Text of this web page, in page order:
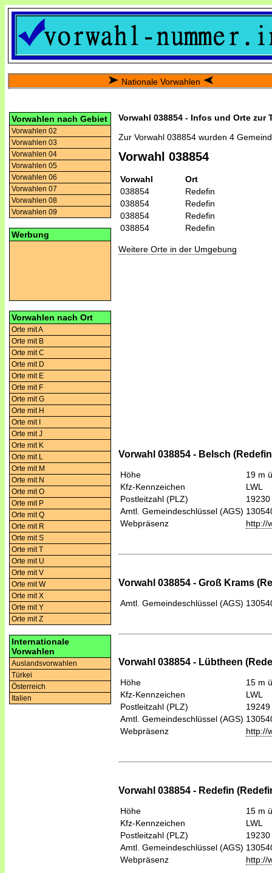
Nationale Vorwahlen
Vorwahlen nach Gebiet
Vorwahlen 02
Vorwahlen 03
Vorwahlen 04
Vorwahlen 05
Vorwahlen 06
Vorwahlen 07
Vorwahlen 08
Vorwahlen 09
Werbung
Vorwahlen nach Ort
Orte mit A
Orte mit B
Orte mit C
Orte mit D
Orte mit E
Orte mit F
Orte mit G
Orte mit H
Orte mit I
Orte mit J
Orte mit K
Orte mit L
Orte mit M
Orte mit N
Orte mit O
Orte mit P
Orte mit Q
Orte mit R
Orte mit S
Orte mit T
Orte mit U
Orte mit V
Orte mit W
Orte mit X
Orte mit Y
Orte mit Z
Internationale
Vorwahlen
Auslandsvorwahlen
Türkei
Österreich
Italien
Vorwahl 038854 - Infos und Orte zur
Zur Vorwahl 038854 wurden 4
Vorwahl 038854
Vorwahl
Ort
038854
Redefin
038854
Redefin
038854
Redefin
038854
Redefin
Weitere Orte in der Umgebung
Vorwahl 038854 - Belsch
Höhe
19 m
Kfz-Kennzeichen
LWL
Postleitzahl (PLZ)
19230
Amtl. Gemeindeschlüssel (AGS)
Webpräsenz
http://
Vorwahl 038854 - Groß Krams
Amtl. Gemeindeschlüssel (AGS)
Vorwahl 038854 - Lübtheen
Höhe
15 m
Kfz-Kennzeichen
LWL
Postleitzahl (PLZ)
19249
Amtl. Gemeindeschlüssel (AGS)
Webpräsenz
http://
Vorwahl 038854 - Redefin
Höhe
15 m
Kfz-Kennzeichen
LWL
Postleitzahl (PLZ)
19230
Amtl. Gemeindeschlüssel (AGS)
Webpräsenz
http://